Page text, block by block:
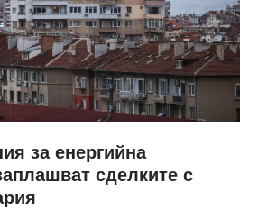
за енергийна
сделките с